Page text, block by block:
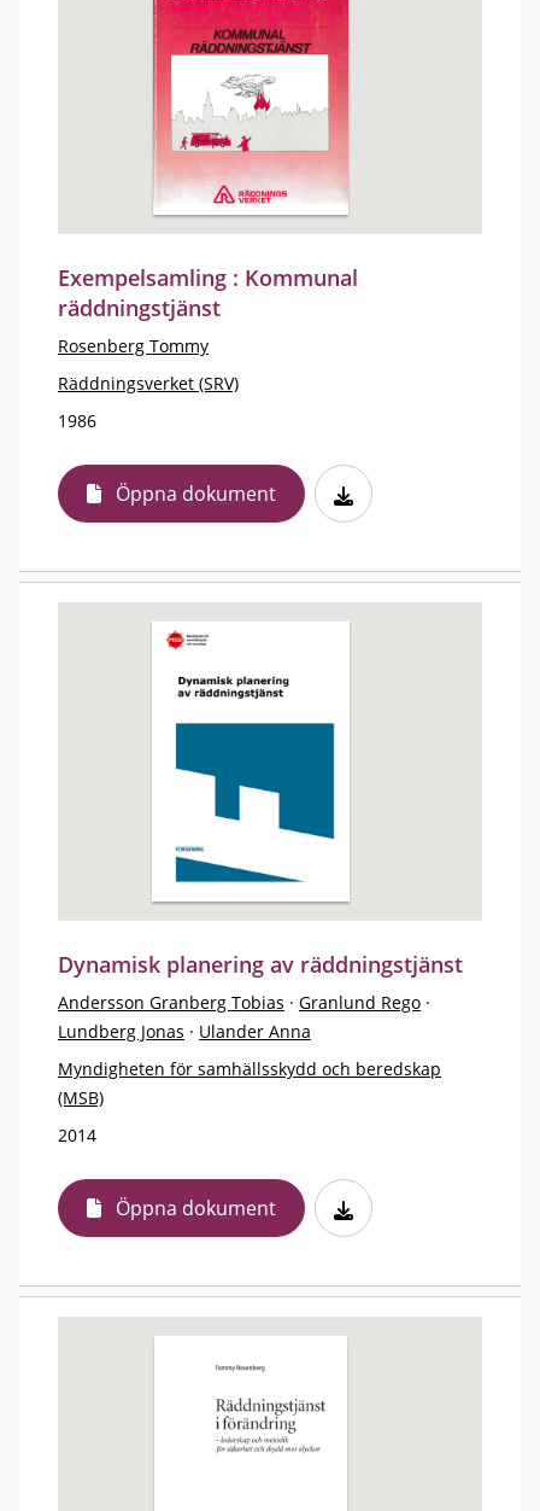
Exempelsamling : Kommunal
räddningstjänst
Rosenberg Tommy
Räddningsverket (SRV)
1986
Öppna dokument
Dynamisk planering av räddningstjänst
Andersson Granberg Tobias · Granlund Rego ·
Lundberg Jonas · Ulander Anna
Myndigheten för samhällsskydd och beredskap
(MSB)
2014
Öppna dokument